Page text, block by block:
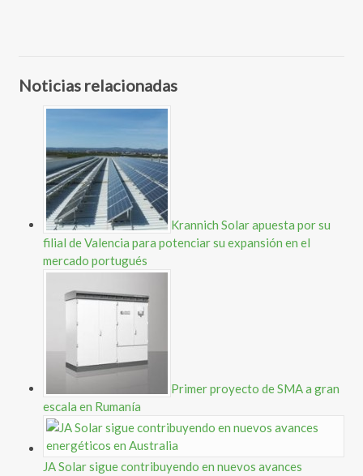
Noticias relacionadas
Krannich Solar apuesta por su
filial de Valencia para potenciar su expansión en el
mercado portugués
Primer proyecto de SMA a gran
escala en Rumanía
JA Solar sigue contribuyendo en nuevos avances